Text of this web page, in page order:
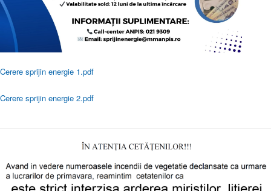
Cerere sprijin energie 1.pdf
Cerere sprijin energie 2.pdf